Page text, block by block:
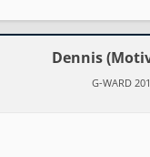
Dennis
G-WARD